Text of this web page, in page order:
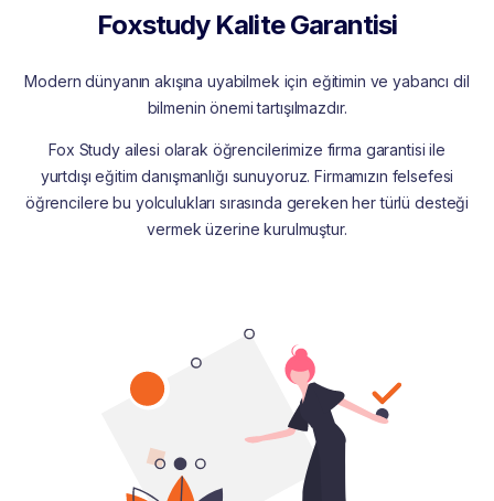
Foxstudy Kalite Garantisi
Modern dünyanın akışına uyabilmek için eğitimin ve yabancı dil
bilmenin önemi tartışılmazdır.
Fox Study ailesi olarak öğrencilerimize firma garantisi ile
yurtdışı eğitim danışmanlığı sunuyoruz. Firmamızın felsefesi
öğrencilere bu yolculukları sırasında gereken her türlü desteği
vermek üzerine kurulmuştur.